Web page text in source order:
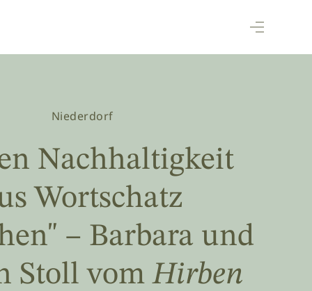
Niederdorf
Nachhaltigkeit
Wortschatz
– Barbara und
Stoll vomHirben